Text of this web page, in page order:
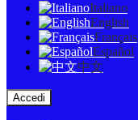
Italiano
English
Français
Español
中文
Accedi